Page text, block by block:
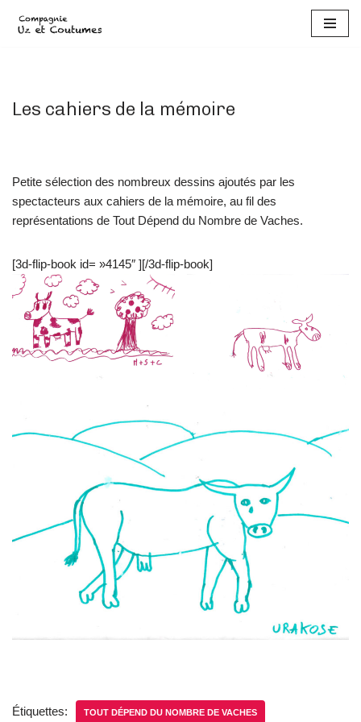
Les cahiers de la mémoire
Petite sélection des nombreux dessins ajoutés par les
spectacteurs aux cahiers de la mémoire, au fil des
représentations de Tout Dépend du Nombre de Vaches.
[3d-flip-book id= »4145″ ][/3d-flip-book]
Étiquettes: TOUT DÉPEND DU NOMBRE DE VACHES